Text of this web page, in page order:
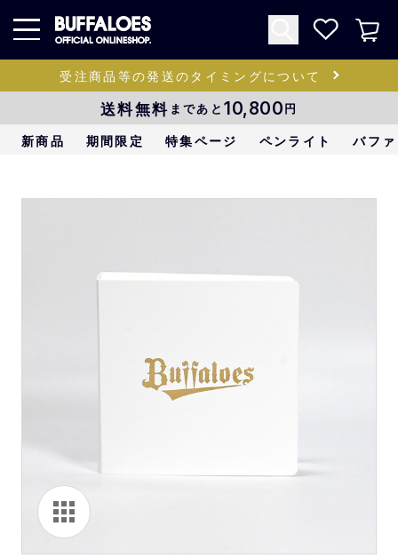
受注商品等の発送のタイミングについて
送料無料 まであと 10,800円
新商品 期間限定 特集ページ ペンライト バフ